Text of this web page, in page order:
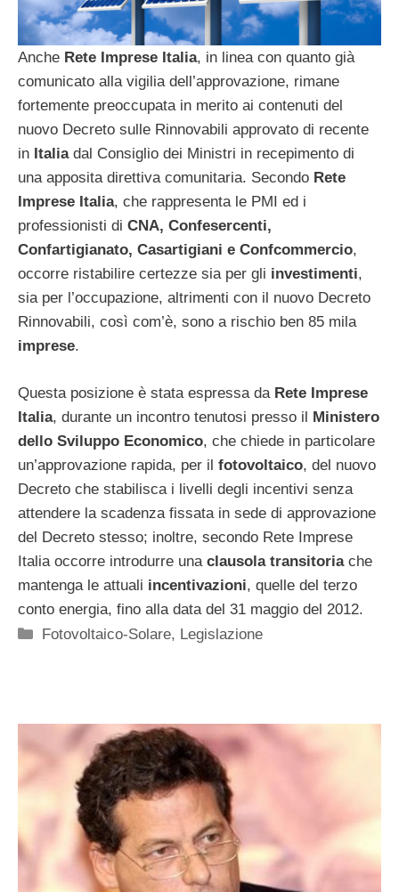
Anche Rete Imprese Italia, in linea con quanto già
comunicato alla vigilia dell’approvazione, rimane
fortemente preoccupata in merito ai contenuti del
nuovo Decreto sulle Rinnovabili approvato di recente
in Italiadal Consiglio dei Ministri in recepimento di
una apposita direttiva comunitaria. Secondo Rete
Imprese Italia, che rappresenta le PMI ed i
professionisti di CNA, Confesercenti,
Confartigianato, Casartigiani e Confcommercio,
occorre ristabilire certezze sia per gli investimenti,
sia per l’occupazione, altrimenti con il nuovo Decreto
Rinnovabili, così com’è, sono a rischio ben 85 mila
imprese.
Questa posizione è stata espressa da Rete Imprese
Italia, durante un incontro tenutosi presso il Ministero
dello Sviluppo Economico, che chiede in particolare
un’approvazione rapida, per il fotovoltaico, del nuovo
Decreto che stabilisca i livelli degli incentivi senza
attendere la scadenza fissata in sede di approvazione
del Decreto stesso; inoltre, secondo Rete Imprese
Italia occorre introdurre una clausola transitoriache
mantenga le attuali incentivazioni, quelle del terzo
conto energia, fino alla data del 31 maggio del 2012.
Categorie
Fotovoltaico-Solare, Legislazione